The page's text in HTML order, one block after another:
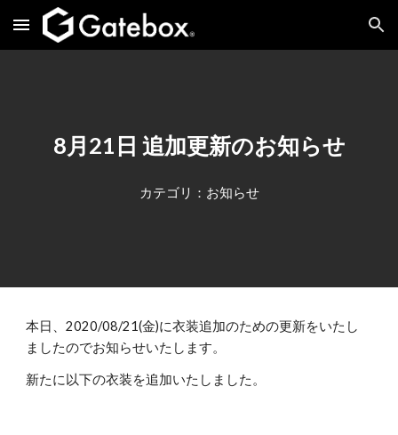
Skip to main content Skip to navigation
8月21日 追加更新のお知らせ
カテゴリ：お知らせ
本日、2020/08/21(金)に衣装追加のための更新をいたし
ましたのでお知らせいたします。
新たに以下の衣装を追加いたしました。